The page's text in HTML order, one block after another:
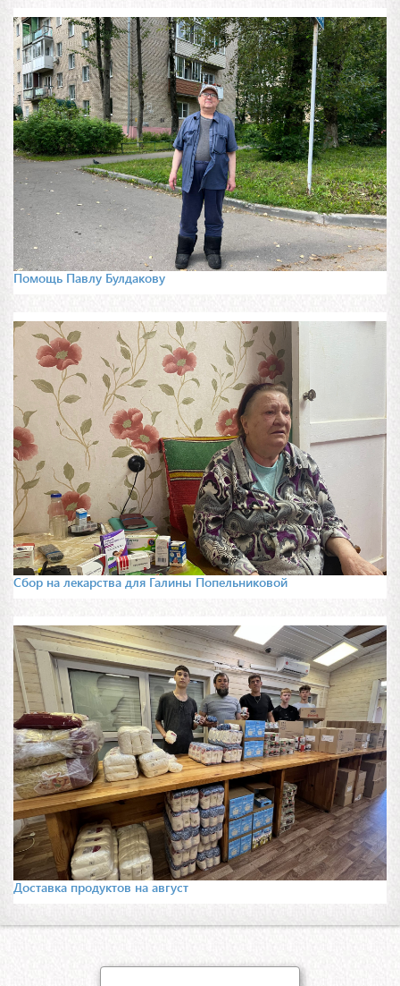
Помощь Павлу Булдакову
Сбор на лекарства для Галины Попельниковой
Доставка продуктов на август